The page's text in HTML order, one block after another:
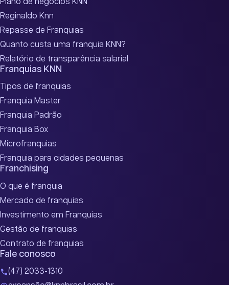
Plano de negócios KNN
Reginaldo Knn
Repasse de Franquias
Quanto custa uma franquia KNN?
Relatório de transparência salarial
Franquias KNN
Tipos de franquias
Franquia Master
Franquia Padrão
Franquia Box
Microfranquias
Franquia para cidades pequenas
Franchising
O que é franquia
Mercado de franquias
Investimento em Franquias
Gestão de franquias
Contrato de franquias
Fale conosco
(47) 2033-1310